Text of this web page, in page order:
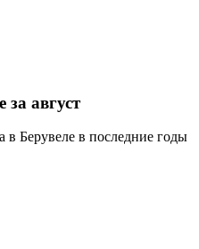
август
в Берувеле в последние годы